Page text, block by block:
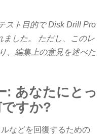
スト目的で Disk Drill Pro
ました。 ただし、このレ
、編集上の意見を述べた
: あなたにとっ
すか?
などを回復するための